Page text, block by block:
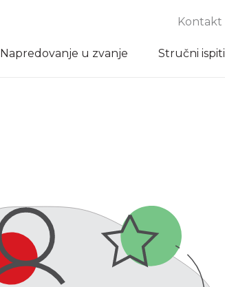
Kontakt
Napredovanje u zvanje Stručni ispiti